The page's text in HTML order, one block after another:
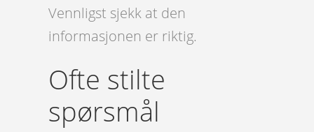
Vennligst sjekk at den
informasjonen er riktig.
Ofte stilte
spørsmål